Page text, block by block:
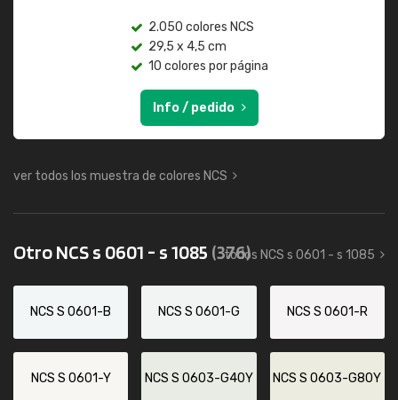
2.050 colores NCS
29,5 x 4,5 cm
10 colores por página
Info / pedido
ver todos los muestra de colores NCS
Otro NCS s 0601 - s 1085 (376)
todos NCS s 0601 - s 1085
NCS S 0601-B NCS S 0601-G NCS S 0601-R
NCS S 0601-Y NCS S 0603-G40Y NCS S 0603-G80Y